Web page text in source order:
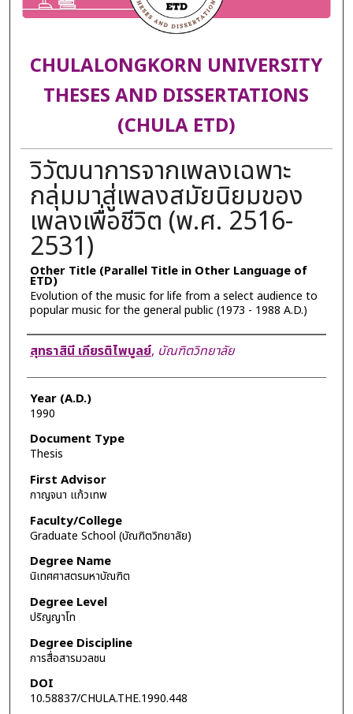
CHULALONGKORN UNIVERSITY
THESES AND DISSERTATIONS
(CHULA ETD)
วิวัฒนาการจากเพลงเฉพาะ
กลุ่มมาสู่เพลงสมัยนิยมของ
เพลงเพื่อชีวิต (พ.ศ. 2516-
2531)
Other Title (Parallel Title in Other Language of
ETD)
Evolution of the music for life from a select audience to
popular music for the general public (1973 - 1988 A.D.)
Author
สุทธาสินี เกียรติไพบูลย์, บัณฑิตวิทยาลัย
Year (A.D.)
1990
Document Type
Thesis
First Advisor
กาญจนา แก้วเทพ
Faculty/College
Graduate School (บัณฑิตวิทยาลัย)
Degree Name
นิเทศศาสตรมหาบัณฑิต
Degree Level
ปริญญาโท
Degree Discipline
การสื่อสารมวลชน
DOI
10.58837/CHULA.THE.1990.448